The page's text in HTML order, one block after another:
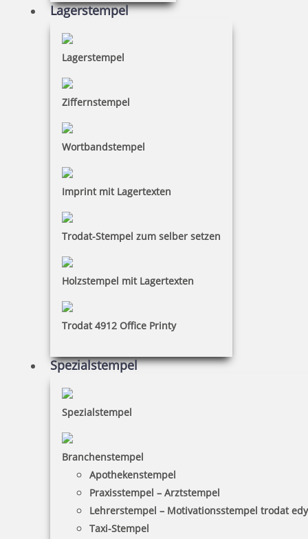
Lagerstempel
Lagerstempel
Ziffernstempel
Wortbandstempel
Imprint mit Lagertexten
Trodat-Stempel zum selber setzen
Holzstempel mit Lagertexten
Trodat 4912 Office Printy
Spezialstempel
Spezialstempel
Branchenstempel
Apothekenstempel
Praxisstempel – Arztstempel
Lehrerstempel – Motivationsstempel trodat
Taxi-Stempel